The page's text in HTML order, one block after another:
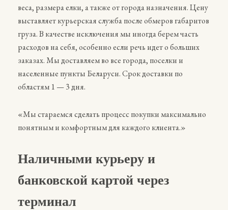
веса, размера елки, а также от города назначения. Цену
выставляет курьерская служба после обмеров габаритов
груза. В качестве исключения мы иногда берем часть
расходов на себя, особенно если речь идет о больших
заказах. Мы доставляем во все города, поселки и
населенные пункты Беларуси. Срок доставки по
областям 1 — 3 дня.
«Мы стараемся сделать процесс покупки максимально
понятным и комфортным для каждого клиента.»
Наличными курьеру и
банковской картой через
терминал